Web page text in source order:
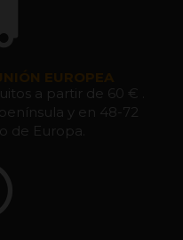
EUROPEA
a partir de 60 € .
y en 48-72
de Europa.